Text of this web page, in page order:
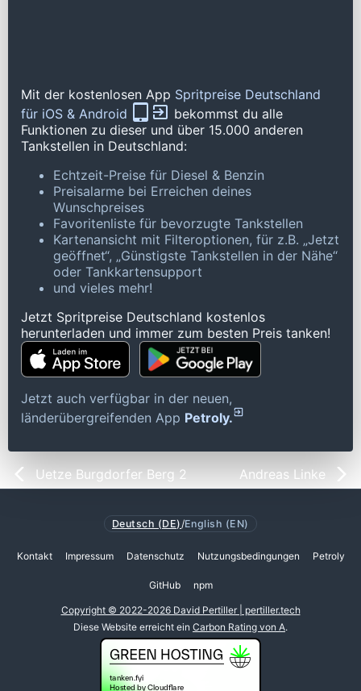
Mit der kostenlosen App Spritpreise Deutschland
für iOS & Android
bekommst du alle
Funktionen zu dieser und über 15.000 anderen
Tankstellen in Deutschland:
Echtzeit-Preise für Diesel & Benzin
Preisalarme bei Erreichen deines
Wunschpreises
Favoritenliste für bevorzugte Tankstellen
Kartenansicht mit Filteroptionen, für z.B. „Jetzt
geöffnet“, „Günstigste Tankstellen in der Nähe“
oder Tankkartensupport
und vieles mehr!
Jetzt Spritpreise Deutschland kostenlos
herunterladen und immer zum besten Preis tanken!
Jetzt auch verfügbar in der neuen,
länderübergreifenden App Petroly.
Uetze Burgdorfer Berg 2 Andreas Linke
Deutsch (DE) /English (EN)
Kontakt Impressum Datenschutz Nutzungsbedingungen Petroly
GitHub npm
Copyright © 2022-2026 David Pertiller | pertiller.tech
Diese Website erreicht ein Carbon Rating von A.